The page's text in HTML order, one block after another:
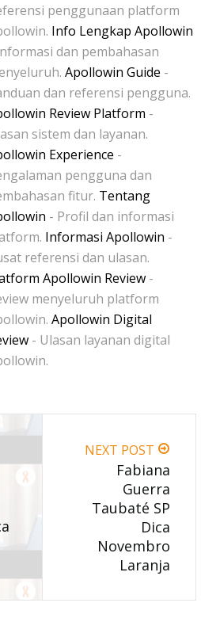
penggunaan platform
Info Lengkap Apollowin
dan pembahasan
Apollowin Guide -
dan referensi pengguna.
Review Platform -
sistem dan layanan.
Experience -
pengguna dan
fitur. Tentang
- Profil dan informasi
Informasi Apollowin -
referensi dan ulasan.
Apollowin Review -
menyeluruh platform
Apollowin Digital
- Ulasan layanan digital
NEXT POST
Fabiana
Guerra
Taubaté SP
Dica
Novembro
Laranja